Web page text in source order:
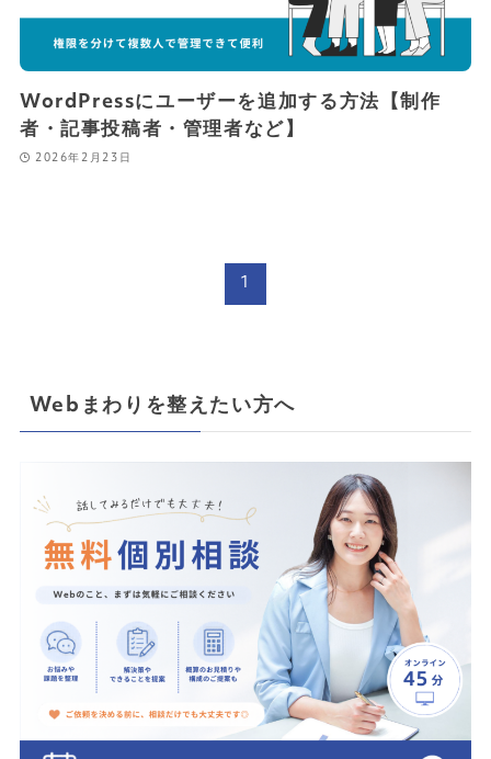
WordPressにユーザーを追加する方法【制作
者・記事投稿者・管理者など】
2026年2月23日
1
Webまわりを整えたい方へ